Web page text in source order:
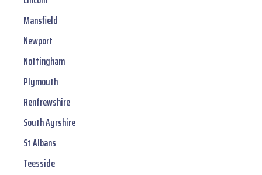
Mansfield
Newport
Nottingham
Plymouth
Renfrewshire
South Ayrshire
St Albans
Teesside